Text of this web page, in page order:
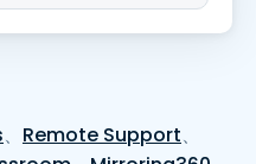
、 Remote Support、